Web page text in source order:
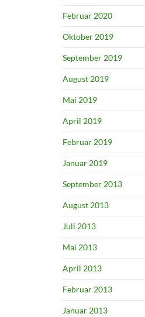
Februar 2020
Oktober 2019
September 2019
August 2019
Mai 2019
April 2019
Februar 2019
Januar 2019
September 2013
August 2013
Juli 2013
Mai 2013
April 2013
Februar 2013
Januar 2013